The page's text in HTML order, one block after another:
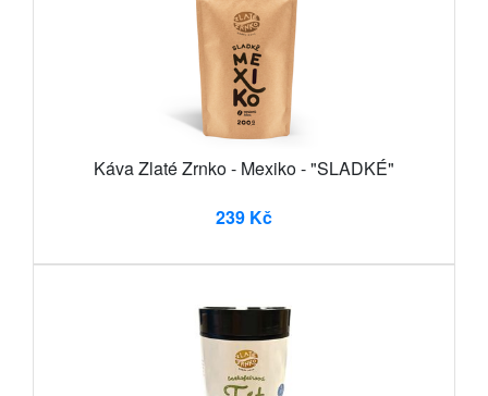
Káva Zlaté Zrnko - Mexiko - "SLADKÉ"
239 Kč